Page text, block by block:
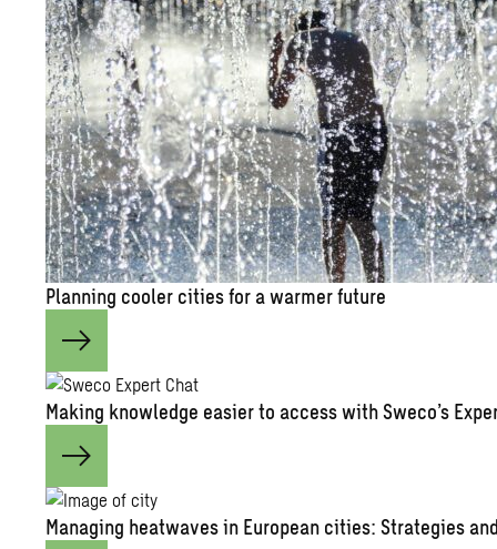
Plan­ning cooler cities for a warmer fu­ture
Mak­ing knowl­edge eas­ier to ac­cess with Sweco’s
Man­ag­ing heat­waves in Eu­ro­pean cities: Strate­gies